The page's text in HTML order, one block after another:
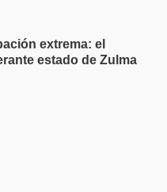
extrema: el
estado de Zulma